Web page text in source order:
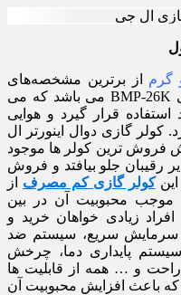
گرم از برترین مشخصه‌های
کولر گازی دوال اینورتر ال جی BMP-26K می باشد که می
قرار گیرد و هوایی
گازی دوال اینورتر ال
فروش ترین کولر ها موجود
رقیبان جلو بیافتد و فروش
اینکولر گازی کم مصرف از
موجب محبوبیت آن در بین
زیادی خواهان خرید و
سرمایش سریع، سیستم ضد
پایداری دما، چرخش
و … همه از قابلیت ها
که باعث افزایش محبوبیت آن